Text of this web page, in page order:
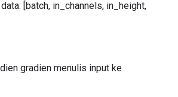
[batch, in_channels, in_height,
gradien menulis input ke